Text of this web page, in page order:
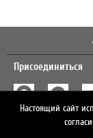
Присоединиться
Настоящий сайт